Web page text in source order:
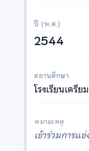
ปี (พ.ศ.)
2544
สถานศึกษา
โรงเรียนเตรี
หมายเหตุ
เข้าร่วมการแข่